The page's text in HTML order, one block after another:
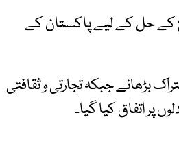
کے حل کے لیے پاکستان کے
بڑھانے جبکہ تجارتی و ثقافتی
پر اتفاق کیا گیا۔